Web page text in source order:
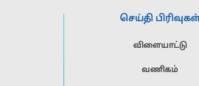
செய்தி
விளையாட்டு
வணிகம்